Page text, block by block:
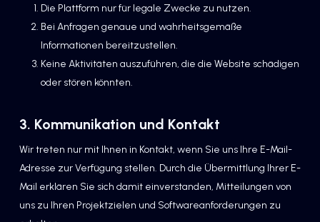
Die Plattform nur für legale Zwecke zu nutzen.
Bei Anfragen genaue und wahrheitsgemäße
Informationen bereitzustellen.
Keine Aktivitäten auszuführen, die die Website schädigen
oder stören könnten.
3. Kommunikation und Kontakt
Wir treten nur mit Ihnen in Kontakt, wenn Sie uns Ihre E-Mail-
Adresse zur Verfügung stellen. Durch die Übermittlung Ihrer E-
Mail erklären Sie sich damit einverstanden, Mitteilungen von
uns zu Ihren Projektzielen und Softwareanforderungen zu